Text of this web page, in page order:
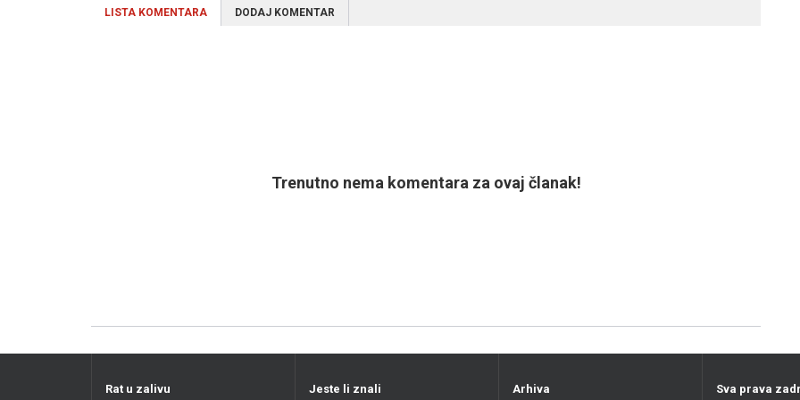
LISTA KOMENTARA DODAJ KOMENTAR
Trenutno nema komentara za ovaj članak!
Rat u zalivu
Jeste li znali
Arhiva
Sva prava